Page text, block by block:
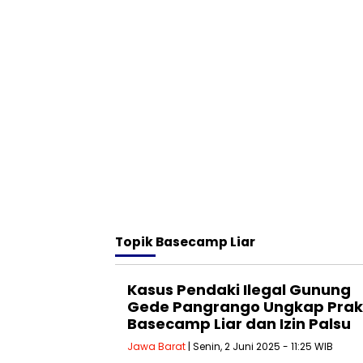
TopikBasecamp Liar
Kasus Pendaki Ilegal Gunung
Gede Pangrango Ungkap
Basecamp Liar dan Izin Palsu
Jawa Barat | Senin, 2 Juni 2025 - 11:25 WIB